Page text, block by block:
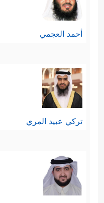
أحمد العجمي
تركي عبيد المري